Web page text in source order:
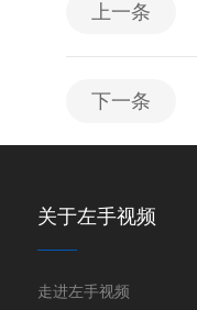
上一条
下一条
关于左手视频
走进左手视频